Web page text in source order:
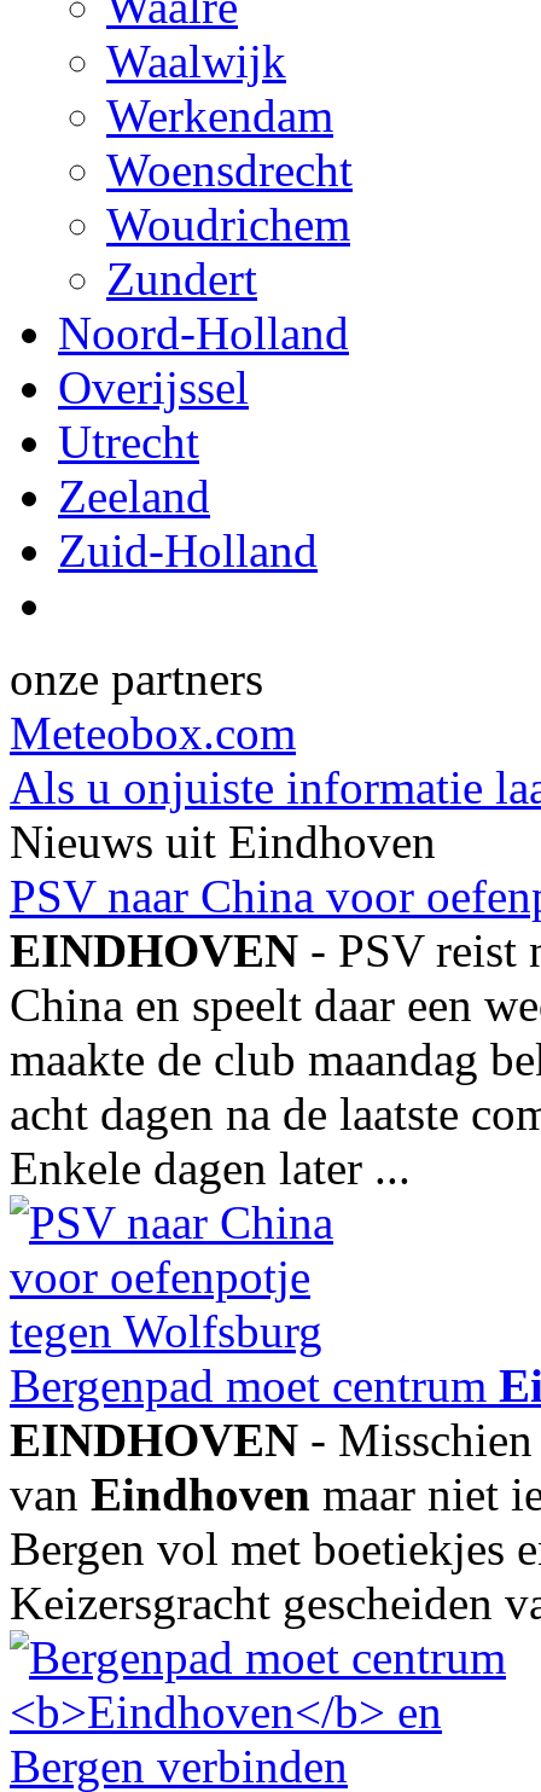
Waalwijk
Werkendam
Woensdrecht
Woudrichem
Zundert
Noord-Holland
Overijssel
Utrecht
Zeeland
Zuid-Holland
onze partners
Meteobox.com
Als u onjuiste informatie
Nieuws uit Eindhoven
PSV naar China voor
EINDHOVEN - PSV reist
China en speelt daar een
maakte de club maandag
acht dagen na de laatste
Enkele dagen later ...
Bergenpad moet centrum
EINDHOVEN -
van Eindhoven maar niet
Bergen vol met boetiekjes
Keizersgracht gescheiden